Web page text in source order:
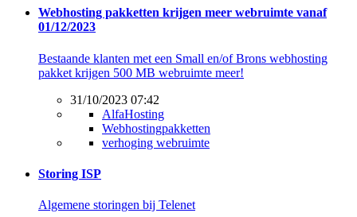
Webhosting pakketten krijgen meer webruimte vanaf
01/12/2023
Bestaande klanten met een Small en/of Brons webhosting
pakket krijgen 500 MB webruimte meer!
31/10/2023 07:42
AlfaHosting
Webhostingpakketten
verhoging webruimte
Storing ISP
Algemene storingen bij Telenet